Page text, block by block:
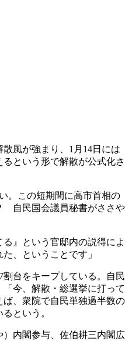
風が強まり、1月14日には
という形で解散が公式化さ
。この短期間に高市首相の
自民国会議員秘書がささや
る』という官邸内の説得によ
、ということです」
台をキープしている。自民
今、解散・総選挙に打って
、衆院で自民単独過半数の
という。
）内閣参与、佐伯耕三内閣広